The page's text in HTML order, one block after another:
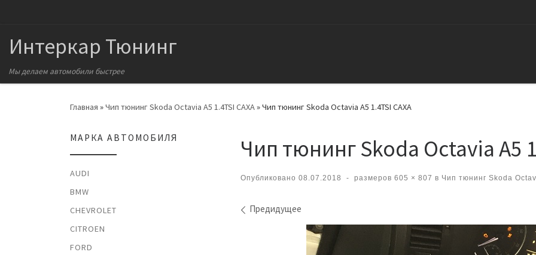
Интеркар Тюнинг
Мы делаем автомобили быстрее
Главная »Чип тюнинг Skoda Octavia A5 1.4TSI CAXA»Чип тюнинг Skoda Octavia A5 1.4TSI CAXA
Чип тюнинг Skoda Octavia A5
Опубликовано 08.07.2018 - размеров 605 × 807 в Чип тюнинг Skoda
Навигация по изображениям
Предидущее
МАРКА АВТОМОБИЛЯ
AUDI
BMW
CHEVROLET
CITROEN
FORD